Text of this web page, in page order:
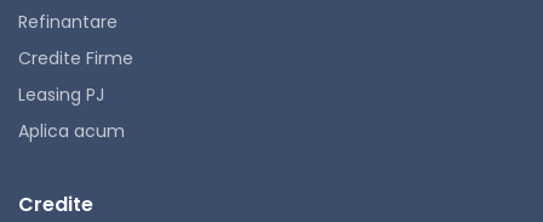
Refinantare
Credite Firme
Leasing PJ
Aplica acum
Credite